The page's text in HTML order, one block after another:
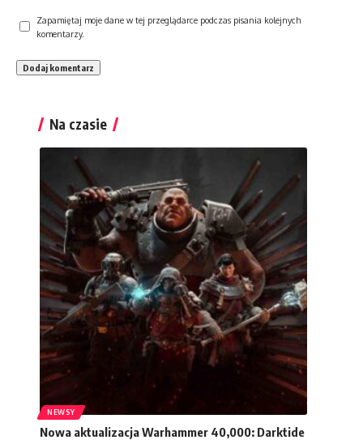
Zapamiętaj moje dane w tej przeglądarce podczas pisania kolejnych
komentarzy.
Na czasie
NEWSY
Nowa aktualizacja Warhammer 40,000: Darktide